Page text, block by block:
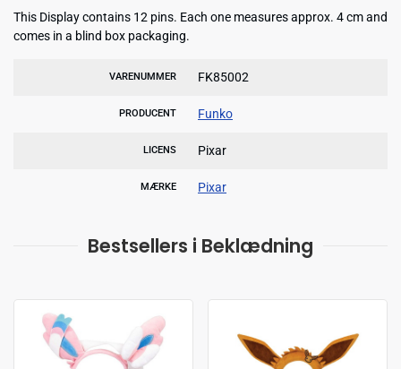
This Display contains 12 pins. Each one measures approx. 4 cm and
comes in a blind box packaging.
VARENUMMER FK85002
PRODUCENT Funko
LICENS Pixar
MÆRKE Pixar
Bestsellers i Beklædning